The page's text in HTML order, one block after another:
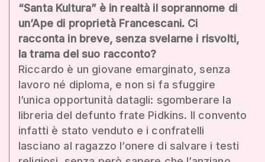
“Santa Kultura” è in realtà il soprannome di
un’Ape di proprietà Francescani. Ci
racconta in breve, senza svelarne i risvolti,
la trama del suo racconto?
Riccardo è un giovane emarginato, senza
lavoro né diploma, e non si fa sfuggire
l’unica opportunità datagli: sgomberare la
libreria del defunto frate Pidkins. Il convento
infatti è stato venduto e i confratelli
lasciano al ragazzo l’onere di salvare i testi